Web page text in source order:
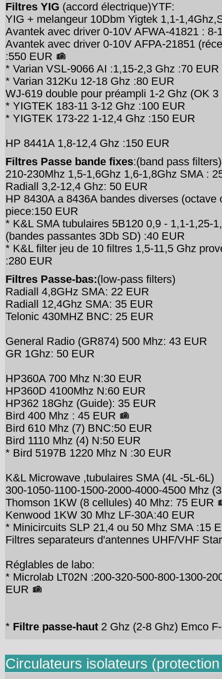
Filtres YIG (accord électrique)YTF:
YIG + melangeur 10Dbm Yigtek 1,1-
Avantek avec driver 0-10V AFWA-41821 : 8-
Avantek avec driver 0-10V AFPA-21851
:550 EUR
* Varian VSL-9066 AI :1,15-2,3 Ghz :70 EUR
* Varian 312Ku 12-18 Ghz :80 EUR
WJ-619 double pour préampli 1-2 Ghz (OK
* YIGTEK 183-11 3-12 Ghz :100 EUR
* YIGTEK 173-22 1-12,4 Ghz :150 EUR
HP 8441A 1,8-12,4 Ghz :150 EUR
Filtres Passe bande fixes:(band pass filters)
210-230Mhz 1,5-1,6Ghz 1,6-1,8Ghz SMA :
Radiall 3,2-12,4 Ghz: 50 EUR
HP 8430A a 8436A bandes diverses
piece:150 EUR
* K&L SMA tubulaires 5B120 0,9 - 1,1-1,25-
(bandes passantes 3Db SD) :40 EUR
* K&L filter jeu de 10 filtres 1,5-11,5 Ghz
:280 EUR
Filtres Passe-bas:(low-pass filters)
Radiall 4,8GHz SMA: 22 EUR
Radiall 12,4Ghz SMA: 35 EUR
Telonic 430MHZ BNC: 25 EUR
General Radio (GR874) 500 Mhz: 43 EUR
GR 1Ghz: 50 EUR
HP360A 700 Mhz N:30 EUR
HP360D 4100Mhz N:60 EUR
HP362 18Ghz (Guide): 35 EUR
Bird 400 Mhz : 45 EUR
Bird 610 Mhz (7) BNC:50 EUR
Bird 1110 Mhz (4) N:50 EUR
* Bird 5197B 1220 Mhz N :30 EUR
K&L Microwave ,tubulaires SMA (4L -5L-6L)
300-1050-1100-1500-2000-4000-4500 Mhz
Thomson 1KW (8 cellules) 40 Mhz: 75 EUR
Kenwood 1KW 30 Mhz LF-30A:40 EUR
* Minicircuits SLP 21,4 ou 50 Mhz SMA :15
Filtres separateurs d'antennes UHF/VHF
Réglables de labo:
* Microlab LT02N :200-320-500-800-1300-
EUR
* Filtre passe-haut 2 Ghz (2-8 Ghz) Emco
Circulateurs isolateurs